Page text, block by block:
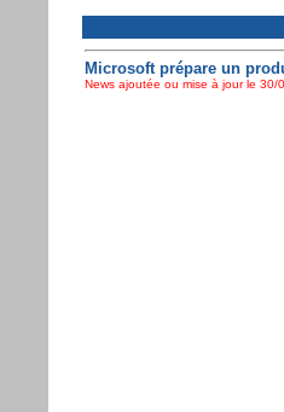
Microsoft prépare un
News ajoutée ou mise à jour le 30/